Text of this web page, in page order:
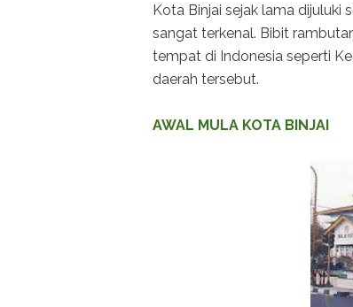
Kota Binjai sejak lama dijuluki
sangat terkenal. Bibit
tempat di Indonesia seperti
daerah tersebut.
AWAL MULA KOTA BINJAI